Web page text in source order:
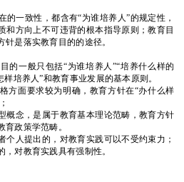
的一致性，都含有“为谁培养人”的规定性，
和方向上不可违背的根本指导原则；教育目
是落实教育目的的途径。
的一般只包括“为谁培养人”“培养什么样的
样培养人”和教育事业发展的基本原则。
方面要求较为明确，教育方针在“办什么样
念，是属于教育基本理论范畴，教育方针
政策学范畴。
人提出的，对教育实践可以不受约束力；
对教育实践具有强制性。